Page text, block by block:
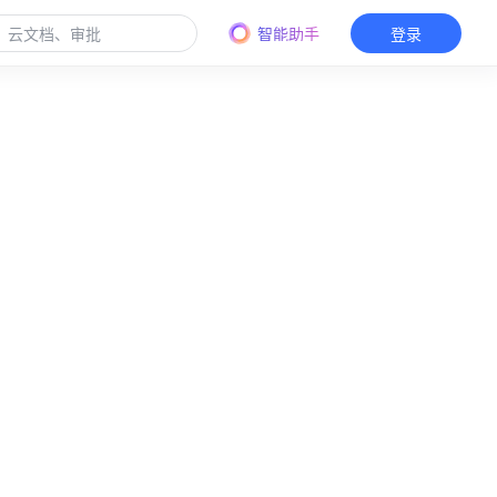
智能助手 登录